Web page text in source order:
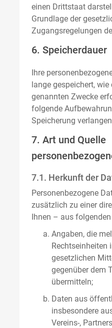
einen Drittstaat
Grundlage der
Zugangsregelungen
6. Speicherdauer
Ihre
lange gespeichert,
genannten Zwecke
folgende
Speicherung
7. Art und Quelle
7.1. Herkunft der
Personenbezogene
zusätzlich zu einer
Ihnen – aus
Angaben, die
Rechtseinheiten
gesetzlichen
gegenüber dem
übermitteln;
Daten aus
insbesondere
Vereins-,